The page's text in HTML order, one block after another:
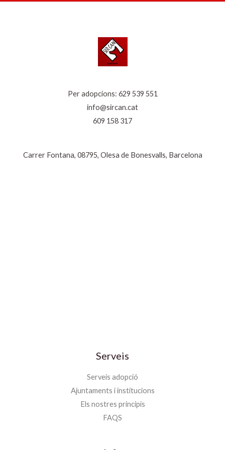
Per adopcions: 629 539 551
info@sircan.cat
609 158 317
Carrer Fontana, 08795, Olesa de Bonesvalls, Barcelona
Serveis
Serveis adopció
Ajuntaments i institucions
Els nostres principis
FAQS